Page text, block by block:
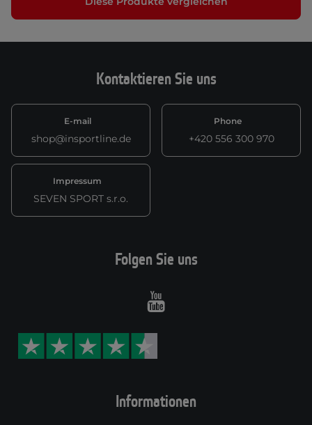
Kontaktieren Sie uns
E-mail
shop@insportline.de
Phone
+420 556 300 970
Impressum
SEVEN SPORT s.r.o.
Informationen
Folgen Sie uns
Youtube